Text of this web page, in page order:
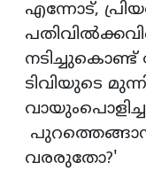
എന്നോട്,
നടിച്ചുകൊണ്ട്
ടിവിയുടെ
വരരുതോ?'